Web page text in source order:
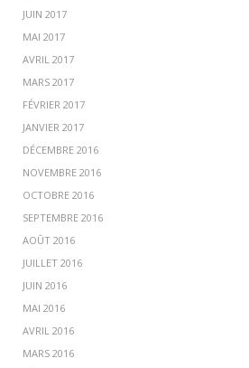
JUIN 2017
MAI 2017
AVRIL 2017
MARS 2017
FÉVRIER 2017
JANVIER 2017
DÉCEMBRE 2016
NOVEMBRE 2016
OCTOBRE 2016
SEPTEMBRE 2016
AOÛT 2016
JUILLET 2016
JUIN 2016
MAI 2016
AVRIL 2016
MARS 2016